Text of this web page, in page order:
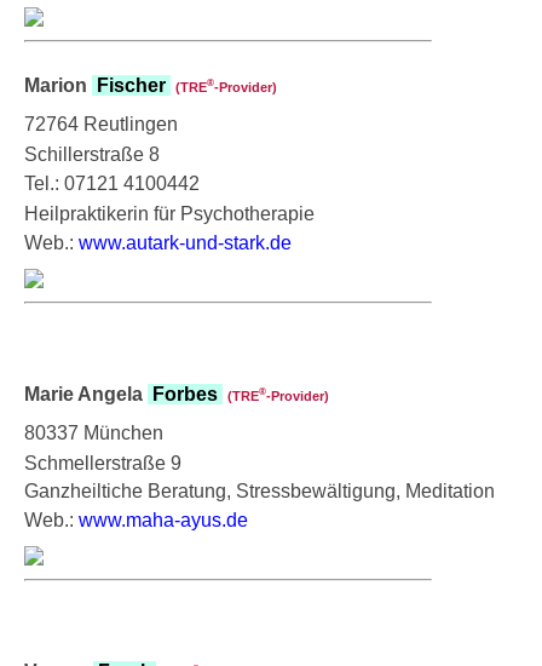
Marion Fischer (TRE®‑Provider)
72764 Reutlingen
Schillerstraße 8
Tel.: 07121 4100442
Heilpraktikerin für Psychotherapie
Web.: www.autark-und-stark.de
Marie Angela Forbes (TRE®‑Provider)
80337 München
Schmellerstraße 9
Ganzheiltiche Beratung, Stressbewältigung, Meditation
Web.: www.maha-ayus.de